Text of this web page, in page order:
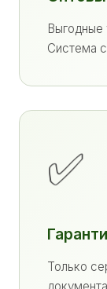
Выгодные
Система
✅
Только